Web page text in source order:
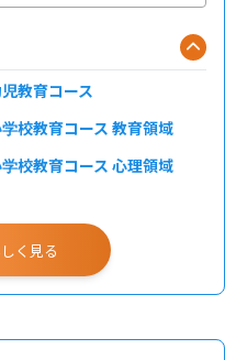
教育コース
校教育コース 教育領域
校教育コース 心理領域
教育コース 生活・総合領域
校教育コース 国語領域
く見る